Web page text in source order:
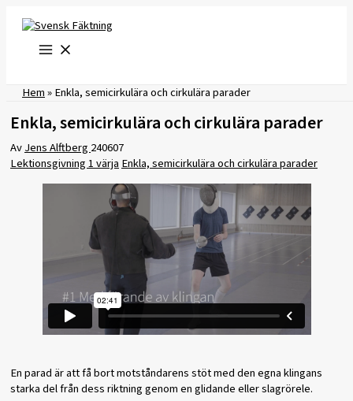
innehåll
Hem»Enkla, semicirkulära och cirkulära parader
Enkla, semicirkulära och cirkulära parader
AvJens Alftberg240607
Lektionsgivning 1 värjaEnkla, semicirkulära och cirkulära parader
En parad är att få bort motståndarens stöt med den egna klingans
starka del från dess riktning genom en glidande eller slagrörele.